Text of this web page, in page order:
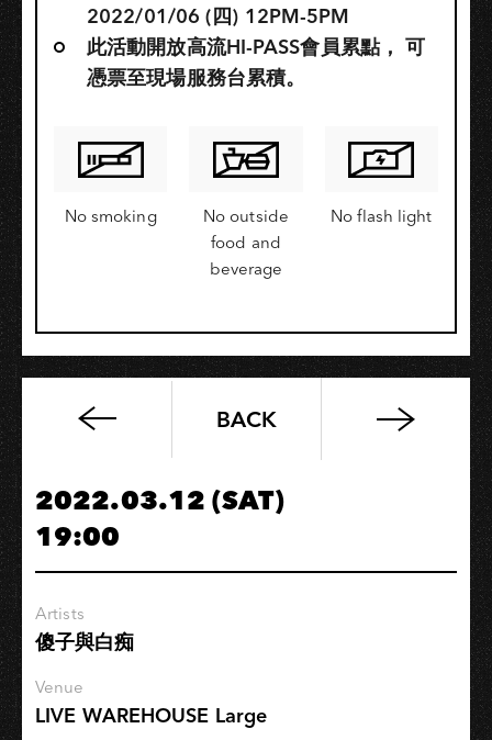
2022/01/06 (四) 12PM-5PM
此活動開放高流HI-PASS會員累點，​ 可
憑票至現場服務台累積。
No smoking
No outside
food and
beverage
No flash light
淺
十：
淺
動
開
BACK
2022.03.12 (SAT)
19:00
Artists
傻子與白痴
Venue
LIVE WAREHOUSE Large